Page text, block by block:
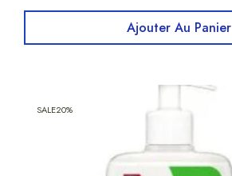
Ajouter Au Panier
SALE20%